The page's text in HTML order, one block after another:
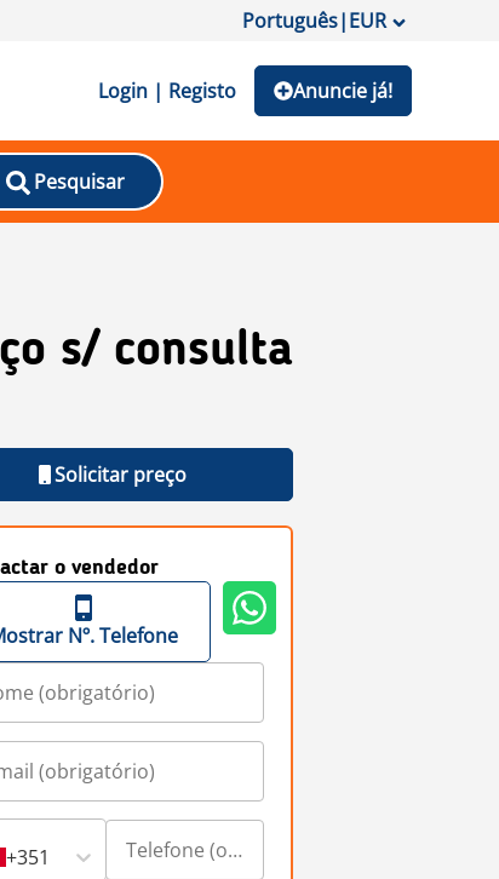
Português|EUR
Login | Registo Anuncie já!
Pesquisar
s/ consulta
Solicitar preço
o vendedor
Nº. Telefone
+351